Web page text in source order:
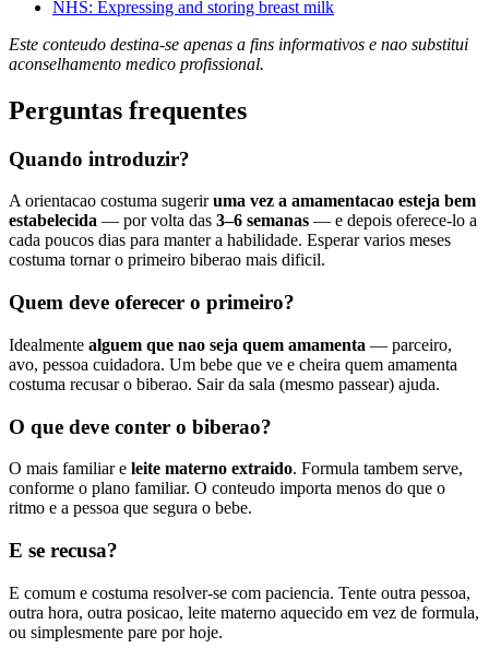
NHS: Expressing and storing breast milk
Este conteudo destina-se apenas a fins informativos e nao substitui
aconselhamento medico profissional.
Perguntas frequentes
Quando introduzir?
A orientacao costuma sugeriruma vez a amamentacao esteja bem
estabelecida — por volta das 3–6 semanas — e depois oferece-lo a
cada poucos dias para manter a habilidade. Esperar varios meses
costuma tornar o primeiro biberao mais dificil.
Quem deve oferecer o primeiro?
Idealmente alguem que nao seja quem amamenta — parceiro,
avo, pessoa cuidadora. Um bebe que ve e cheira quem amamenta
costuma recusar o biberao. Sair da sala (mesmo passear) ajuda.
O que deve conter o biberao?
O mais familiar e leite materno extraido. Formula tambem serve,
conforme o plano familiar. O conteudo importa menos do que o
ritmo e a pessoa que segura o bebe.
E se recusa?
E comum e costuma resolver-se com paciencia. Tente outra pessoa,
outra hora, outra posicao, leite materno aquecido em vez de formula,
ou simplesmente pare por hoje.